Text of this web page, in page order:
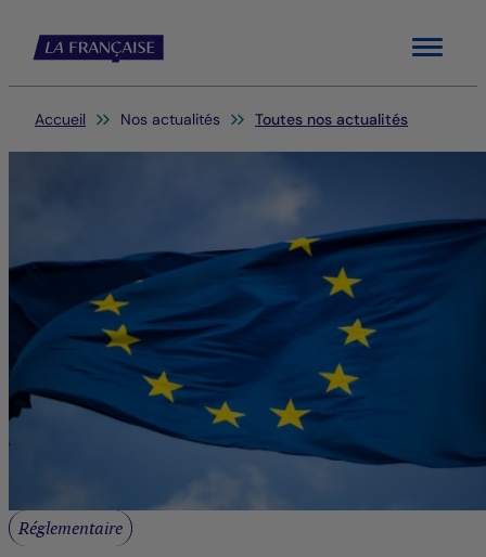
Menu
Vous êtes ici:
Accueil Nos actualités Toutes nos actualités
Réglementaire